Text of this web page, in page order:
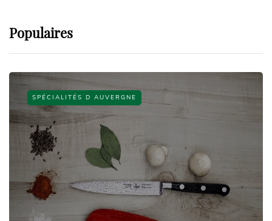
Populaires
SPÉCIALITÉS D AUVERGNE